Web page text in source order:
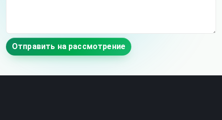
Отправить на рассмотрение